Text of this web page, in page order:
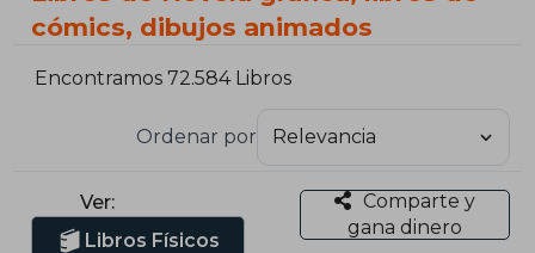
cómics, dibujos animados
Encontramos 72.584 Libros
Ordenar por
Ver:
Libros Físicos
Comparte y
gana dinero